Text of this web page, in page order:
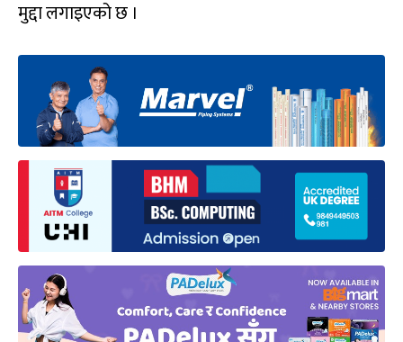
मुद्दा लगाइएको छ ।